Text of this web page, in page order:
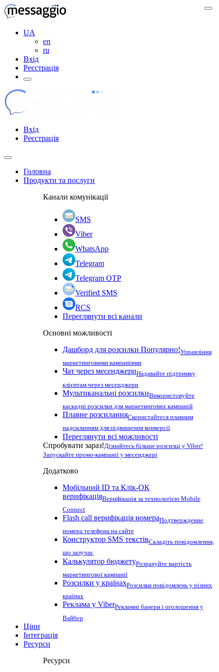
UA
en
ru
Вхід
Реєстрація
Вхід
Реєстрація
Головна
Продукти та послуги
Канали комунікації
SMS
Viber
WhatsApp
Telegram
Telegram OTP
Verified SMS
RCS
Переглянути всі канали
Основні можливості
Дашборд для розсилки Популярно!Управління
маркетинговими кампаніями
Чат через месенджериНадавайте підтримку
клієнтам через месенджери
Мультиканальні розсилкиВикористовуйте
каскадні розсилки для маркетингових кампаній
Плавне розсиланняСкористайтеся плавним
надсиланням для підвищення конверсії
Переглянути всі можливості
Спробувати зараз!Дізнайтесь більше розсилці у Viber!
Запускайте промо-кампанії у месенджері
Додатково
Мобільний ID та Клік-ОК
верифікаціяВерифікація за технологією Mobile
Connect
Flash call верифікація номераПодтверждение
номера телефона на сайте
Конструктор SMS текстівСкладіть повідомлення,
що залучає
Калькулятор бюджетуРозрахуйте вартість
маркетингової кампанії
Розсилки у країнахРозсилки повідомлень у різних
країнах
Реклама у ViberРекламні банери і оголошення у
Вайбер
Ціни
Інтеграція
Ресурси
Ресурси